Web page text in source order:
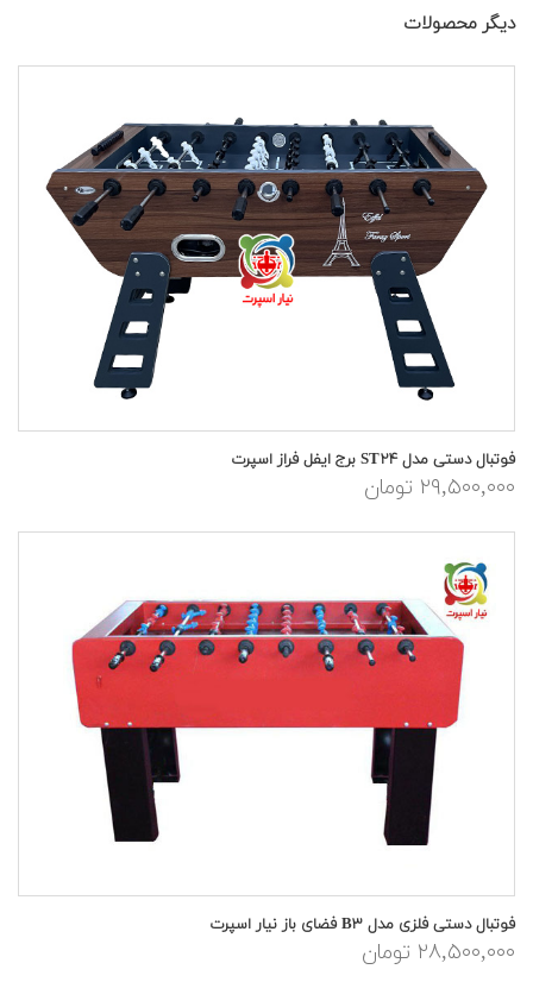
دیگر محصولات
فوتبال دستی مدل ST۲۴ برج ایفل فراز اسپرت
۲۹,۵۰۰,۰۰۰ تومان
فوتبال دستی فلزی مدل B۳ فضای باز نیار اسپرت
۲۸,۵۰۰,۰۰۰ تومان